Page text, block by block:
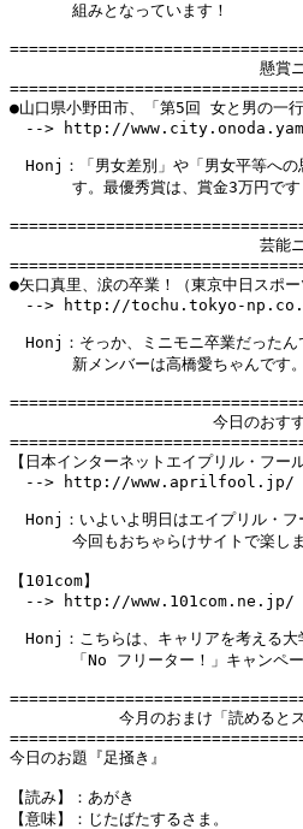
組みとなっています！
懸賞ニュー
●山口県小野田市、「第5回 女と男の一
--> http://
Honj：「男女差別」や「男女平等への
す。最優秀賞は、賞金3万円で
芸能ニュー
●矢口真里、涙の卒業！（東京中日スポー
--> http://tochu.tokyo-np.co.jp/
Honj：そっか、ミニモニ卒業だったん
新メンバーは高橋愛ちゃんです。
今日のおすすめブッ
【日本インターネットエイプリル・フー
--> http://www.aprilfool.jp/
Honj：いよいよ明日はエイプリル・フ
今回もおちゃらけサイトで楽しま
【101com】
--> http://www.101com.ne.jp/
Honj：こちらは、キャリアを考える大
「No フリーター！」キャンペー
今月のおまけ「読めるとスッキ
今日のお題『足掻き』
【読み】：あがき
【意味】：じたばたするさま。